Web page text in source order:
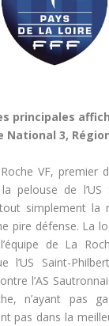
principales
National 3,
VF, premier
pelouse de l’US
simplement la
pire défense. La
de La
l’US Saint-
l’AS
n’ayant pas
pas dans la